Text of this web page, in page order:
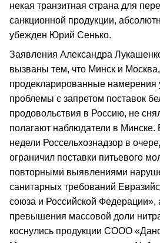
некая транзитная страна для
санкционной продукции,
убежден Юрий Сенько.
Заявления Александра
вызваны тем, что Минск и
продекларированные намерения
проблемы с запретом поставок
продовольствия в Россию, не
полагают наблюдатели в Минске.
недели Россельхознадзор в
ограничил поставки питьевого
повторными выявлениями
санитарных требований
союза и Российской Федерации»,
превышения массовой доли
коснулись продукции СООО